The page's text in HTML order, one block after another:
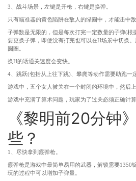
3、战斗场景，左键是开枪，右键是换弹。
只有瞄准器的黄色陷阱在敌人的绿圈中，才能击中敌
子弹数是无限的，但是每次打完一定数量的子弹(根
要更换子弹，即使没有打完也可以在H场景中切换
圆圈。
换H的话通关速度会变快。
4、跳跃(包括从上往下跳)、攀爬等动作需要助跑一
游戏中，五个女人被关在一个封闭的环境中，然后
游戏中充满了算术问题，玩家为了过关必须正确计
《黎明前20分钟
些？
1、尽快拿到霰弹枪。
霰弹枪是游戏中最简单易用的武器，解锁需要1350
玩的过程中可以增加子弹量。